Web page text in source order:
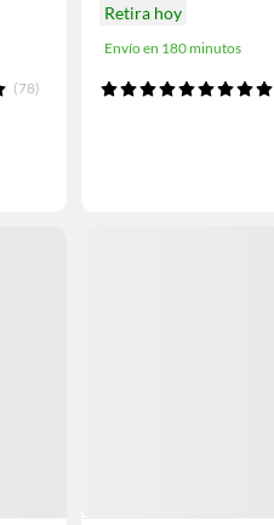
(78)
Retira hoy
Envío en 180 minutos